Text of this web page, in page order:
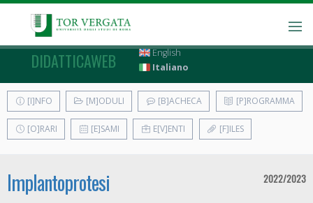
DIDATTICAWEB
English
Italiano
[I]NFO [M]ODULI [B]ACHECA [P]ROGRAMMA
[O]RARI [E]SAMI E[V]ENTI [F]ILES
Implantoprotesi 2022/2023